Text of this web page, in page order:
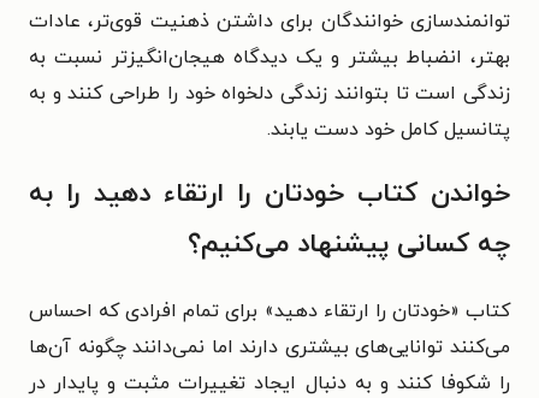
توانمندسازی خوانندگان برای داشتن ذهنیت قوی‌تر، عادات
بهتر، انضباط بیشتر و یک دیدگاه هیجان‌انگیزتر نسبت به
زندگی است تا بتوانند زندگی دلخواه خود را طراحی کنند و به
پتانسیل کامل خود دست یابند.
خواندن کتاب خودتان را ارتقاء دهید را به
چه کسانی پیشنهاد می‌کنیم؟
کتاب «خودتان را ارتقاء دهید» برای تمام افرادی که احساس
می‌کنند توانایی‌های بیشتری دارند اما نمی‌دانند چگونه آن‌ها
را شکوفا کنند و به دنبال ایجاد تغییرات مثبت و پایدار در